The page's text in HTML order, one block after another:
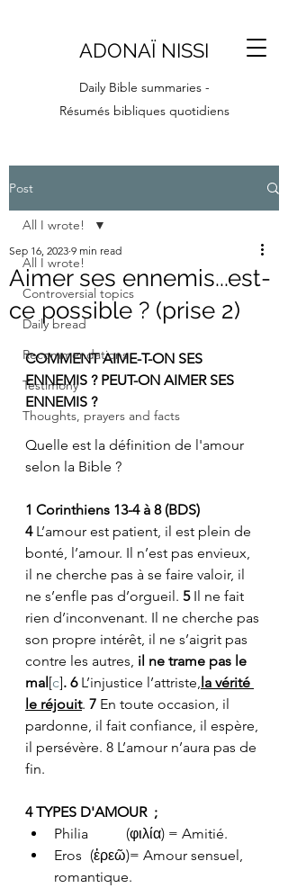
ADONAÏ NISSI
Daily Bible summaries -
Résumés bibliques quotidiens
Post
All I wrote!
Controversial topics
Daily bread
Recommendations
Testimony
Thoughts, prayers and facts
All I wrote!
Aimer ses ennemis...est-
ce possible ? (prise 2)
Sep 16, 2023 9 min read
COMMENT AIME-T-ON SES
ENNEMIS ? PEUT-ON AIMER SES
ENNEMIS ?
Quelle est la définition de l'amour
selon la Bible ?
1 Corinthiens 13-4 à 8 (BDS)
4 L’amour est patient, il est plein de
bonté, l’amour. Il n’est pas envieux,
il ne cherche pas à se faire valoir, il
ne s’enfle pas d’orgueil. 5 Il ne fait
rien d’inconvenant. Il ne cherche pas
son propre intérêt, il ne s’aigrit pas
contre les autres, il ne trame pas le
mal[c]. 6 L’injustice l’attriste,la vérité
le réjouit. 7 En toute occasion, il
pardonne, il fait confiance, il espère,
il persévère. 8 L’amour n’aura pas de
fin.
4 TYPES D'AMOUR  ;
Philia 	(φιλία) = Amitié.
Eros 	(ἐρεῶ)= Amour sensuel,
romantique.